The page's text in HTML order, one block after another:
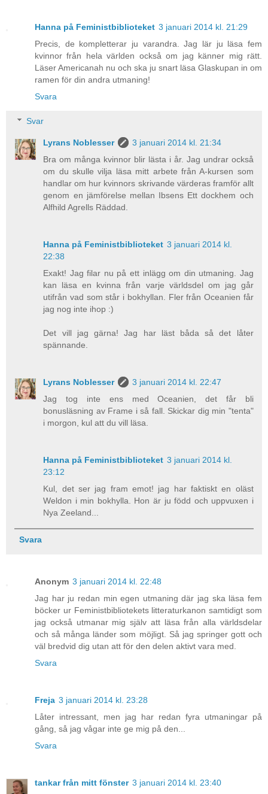
Hanna på Feministbiblioteket 3 januari 2014 kl. 21:29
Precis, de kompletterar ju varandra. Jag lär ju läsa fem
kvinnor från hela världen också om jag känner mig rätt.
Läser Americanah nu och ska ju snart läsa Glaskupan in om
ramen för din andra utmaning!
Svara
Svar
Lyrans Noblesser
3 januari 2014 kl. 21:34
Bra om många kvinnor blir lästa i år. Jag undrar också
om du skulle vilja läsa mitt arbete från A-kursen som
handlar om hur kvinnors skrivande värderas framför allt
genom en jämförelse mellan Ibsens Ett dockhem och
Alfhild Agrells Räddad.
Hanna på Feministbiblioteket 3 januari 2014 kl.
22:38
Exakt! Jag filar nu på ett inlägg om din utmaning. Jag
kan läsa en kvinna från varje världsdel om jag går
utifrån vad som står i bokhyllan. Fler från Oceanien får
jag nog inte ihop :)
Det vill jag gärna! Jag har läst båda så det låter
spännande.
Lyrans Noblesser
3 januari 2014 kl. 22:47
Jag tog inte ens med Oceanien, det får bli
bonusläsning av Frame i så fall. Skickar dig min "tenta"
i morgon, kul att du vill läsa.
Hanna på Feministbiblioteket 3 januari 2014 kl.
23:12
Kul, det ser jag fram emot! jag har faktiskt en oläst
Weldon i min bokhylla. Hon är ju född och uppvuxen i
Nya Zeeland...
Svara
Anonym 3 januari 2014 kl. 22:48
Jag har ju redan min egen utmaning där jag ska läsa fem
böcker ur Feministbibliotekets litteraturkanon samtidigt som
jag också utmanar mig själv att läsa från alla världsdelar
och så många länder som möjligt. Så jag springer gott och
väl bredvid dig utan att för den delen aktivt vara med.
Svara
Freja 3 januari 2014 kl. 23:28
Låter intressant, men jag har redan fyra utmaningar på
gång, så jag vågar inte ge mig på den...
Svara
tankar från mitt fönster 3 januari 2014 kl. 23:40